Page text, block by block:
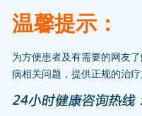
温馨提示：
为方便患者及有需要的网友
病相关问题，提供正规的治疗